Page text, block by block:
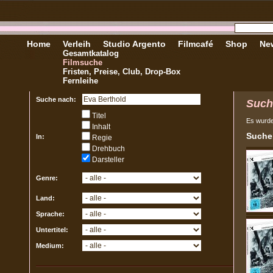
Home Verleih
Gesamtkatalog
Filmsuche
Fristen, Preise, Club, Drop-Box
Fernleihe
Studio Argento Filmcafé Shop
Suche nach:
In:
Titel
Inhalt
Regie
Drehbuch
Darsteller
Genre:
Land:
Sprache:
Untertitel:
Medium:
Es